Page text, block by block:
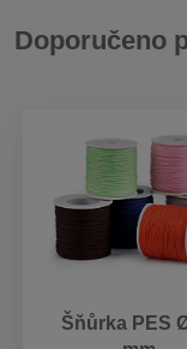
Doporučeno
Šňůrka PES